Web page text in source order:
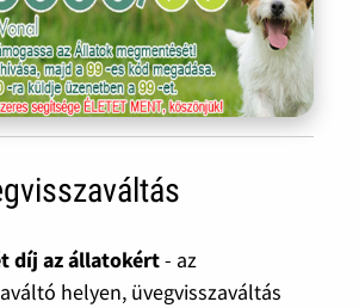
díj az állatokért- az
helyen, üvegvisszaváltás